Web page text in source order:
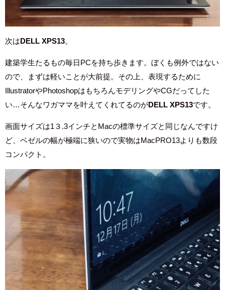
次は DELL XPS13
建築学生たるもの毎日PCを持ち歩きます。ぼくも例外ではない
ので、まずは軽いことが大前提。その上、表現するために
IllustratorやPhotoshopはもちろんモデリングやCGだってした
い…そんなワガママを叶えてくれてるのが DELL XPS13です。
画面サイズは1３.3インチとMacの標準サイズと同じなんですけ
ど、ベゼルの幅が極端に狭いので実物はMacPRO13よりも数段
コンパクト。